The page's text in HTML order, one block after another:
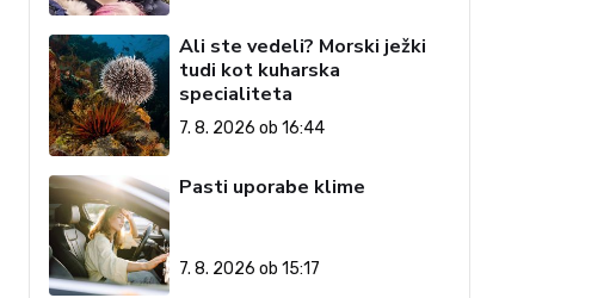
Ali ste vedeli? Morski ježki
tudi kot kuharska
specialiteta
7. 8. 2026 ob 16:44
Pasti uporabe klime
7. 8. 2026 ob 15:17